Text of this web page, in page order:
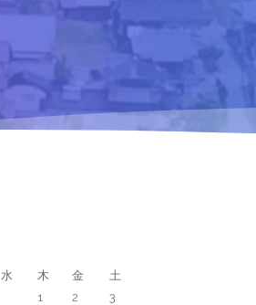
水 木 金
土
1
2
3